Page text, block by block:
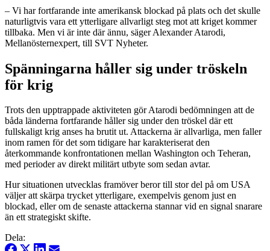
– Vi har fortfarande inte amerikansk blockad på plats och det skulle
naturligtvis vara ett ytterligare allvarligt steg mot att kriget kommer
tillbaka. Men vi är inte där ännu, säger Alexander Atarodi,
Mellanösternexpert, till SVT Nyheter.
Spänningarna håller sig under tröskeln
för krig
Trots den upptrappade aktiviteten gör Atarodi bedömningen att de
båda länderna fortfarande håller sig under den tröskel där ett
fullskaligt krig anses ha brutit ut. Attackerna är allvarliga, men faller
inom ramen för det som tidigare har karakteriserat den
återkommande konfrontationen mellan Washington och Teheran,
med perioder av direkt militärt utbyte som sedan avtar.
Hur situationen utvecklas framöver beror till stor del på om USA
väljer att skärpa trycket ytterligare, exempelvis genom just en
blockad, eller om de senaste attackerna stannar vid en signal snarare
än ett strategiskt skifte.
Dela: